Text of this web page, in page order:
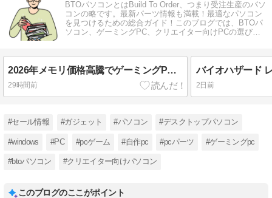
BTOパソコンとはBuild To Order、つまり受注生産のパソ
コンの略です。最新パーツ情報も満載！最適なパソコン
を見つけるための総合ガイド！このブログでは、BTOパ
ソコン、ゲーミングPC、クリエイター向けPCの選び方
2026年メモリ価格高騰でゲーミングPCのBTOは本当にお得？
29時間前 2日前
#セール情報 #ガジェット #パソコン #デスクトップパソコン
#windows #PC #pcゲーム #自作pc #pcパーツ #ゲーミングpc
#btoパソコン #クリエイター向けパソコン
このブログのここがポイント